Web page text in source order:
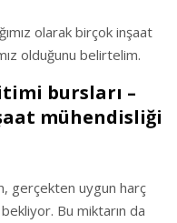
olarak birçok inşaat
olduğunu belirtelim.
bursları –
mühendisliği
gerçekten uygun harç
Bu miktarın da